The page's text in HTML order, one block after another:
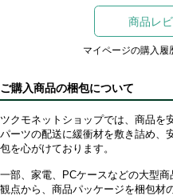
商品レ
マイページの購入
ご購入商品の梱包について
ツクモネットショップでは、商品を
パーツの配送に緩衝材を敷き詰め、
包を心がけております。
一部、家電、PCケースなどの大型
観点から、商品パッケージを梱包材